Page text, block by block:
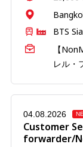
BTS
【
レル・
04.08.2026
Customer
forwarder/